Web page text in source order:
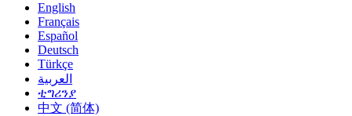
English
Français
Español
Deutsch
Türkçe
العربية‏
ቲግሪንያ
中文 (简体)